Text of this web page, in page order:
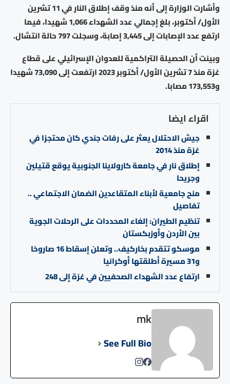
وأشارت الوزارة إلى أنه منذ وقف إطلاق النار في 11 تشرين
الأول/ أكتوبر، بلغ إجمالي عدد الشهداء 1,066 شهيدا، فيما
ارتفع عدد الإصابات إلى 3,445 إصابة، وسجلت 797 حالة انتشال.
وبينت أن الحصيلة التراكمية للعدوان الإسرائيلي على قطاع
غزة منذ 7 تشرين الأول/ أكتوبر 2023 ارتفعت إلى 73,090 شهيدا
و173,553 مصابا.
اقراء ايضا
جيش الاحتلال يعثر على رفات جندي كان محتجزا في
غزة منذ 2014
إطلاق نار في جامعة كارولاينا الجنوبية يوقع قتيلين
وجريحا
منح جامعية لأبناء المتقاعدين الضمان الاجتماعي ..
تفاصيل
تنظيم الطيران: إلغاء المحددات على الرحلات الجوية
بين الأردن وأوزبكستان
موسكو تتقدم بخاركيف.. وتعلن إسقاط 16 صاروخا
و31 مسيرة أطلقتها أوكرانيا
ارتفاع عدد الشهداء الصحفيين في غزة إلى 248
mk
See Full Bio